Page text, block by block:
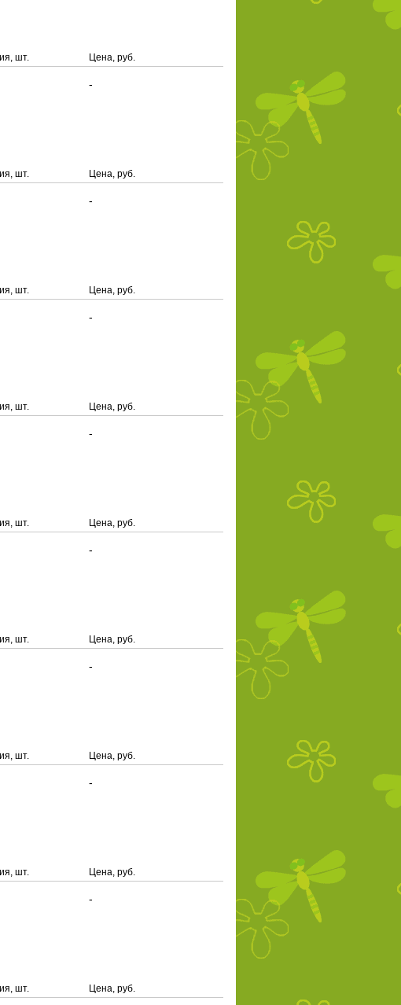
шт. Цена, руб.
-
шт. Цена, руб.
-
шт. Цена, руб.
-
шт. Цена, руб.
-
шт. Цена, руб.
-
шт. Цена, руб.
-
шт. Цена, руб.
-
шт. Цена, руб.
-
шт. Цена, руб.